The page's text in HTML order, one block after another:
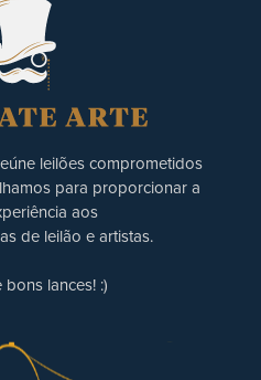
leilões comprometidos
para proporcionar a
aos
de leilão e artistas.
bons lances! :)